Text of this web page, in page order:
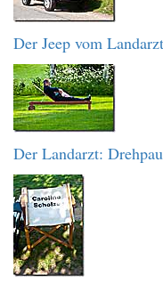
Der Jeep vom Landarzt
Der Landarzt: